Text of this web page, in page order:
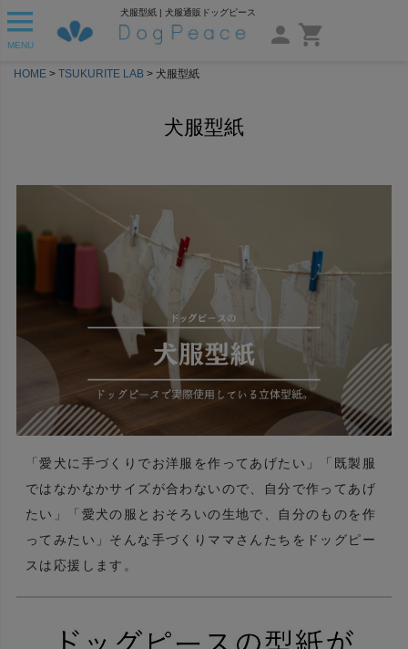
MENU
犬服型紙 | 犬服通販ドッグピース
HOME TSUKURITE LAB 犬服型紙
犬服型紙
「愛犬に手づくりでお洋服を作ってあげたい」「既製服
ではなかなかサイズが合わないので、自分で作ってあげ
たい」「愛犬の服とおそろいの生地で、自分のものを作
ってみたい」そんな手づくりママさんたちをドッグピー
スは応援します。